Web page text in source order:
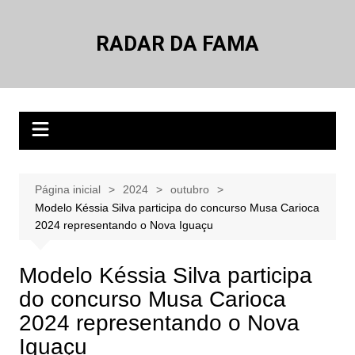
RADAR DA FAMA
Página inicial 2024
outubro
Modelo Késsia Silva participa do concurso Musa Carioca
2024 representando o Nova Iguaçu
Modelo Késsia Silva participa
do concurso Musa Carioca
2024 representando o Nova
Iguaçu